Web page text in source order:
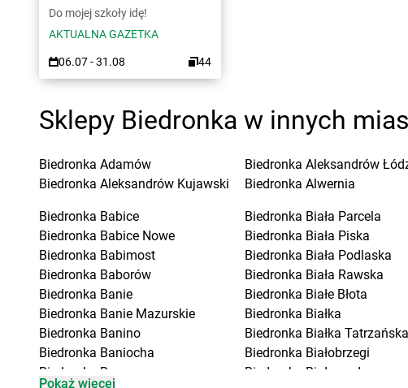
Do mojej szkoły idę!
AKTUALNA GAZETKA
06.07 - 31.08 44
Sklepy Biedronka w innych
Biedronka Adamów
Biedronka Aleksandrów Kujawski
Biedronka Aleksandrów
Biedronka Alwernia
Biedronka Babice
Biedronka Babice Nowe
Biedronka Babimost
Biedronka Baborów
Biedronka Banie
Biedronka Banie Mazurskie
Biedronka Banino
Biedronka Baniocha
Biedronka
Baranowo
Biedronka Biała Parcela
Biedronka Biała Piska
Biedronka Biała Podlaska
Biedronka Biała Rawska
Biedronka Białe Błota
Biedronka Białka
Biedronka Białka Tatrzańska
Biedronka Białobrzegi
Biedronka
Białogard
Pokaż więcej